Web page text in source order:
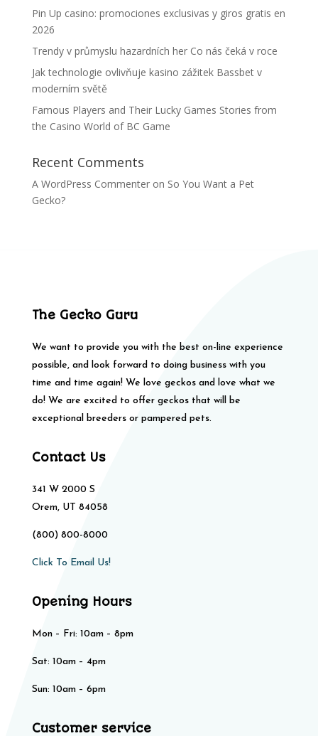
Pin Up casino: promociones exclusivas y giros gratis en
2026
Trendy v průmyslu hazardních her Co nás čeká v roce
Jak technologie ovlivňuje kasino zážitek Bassbet v
moderním světě
Famous Players and Their Lucky Games Stories from
the Casino World of BC Game
Recent Comments
A WordPress Commenteron So You Want a Pet
Gecko?
The Gecko Guru
We want to provide you with the best on-line experience
possible, and look forward to doing business with you
time and time again! We love geckos and love what we
do! We are excited to offer geckos that will be
exceptional breeders or pampered pets.
Contact Us
341 W 2000 S
Orem, UT 84058
(800) 800-8000
Click To Email Us!
Opening Hours
Mon – Fri: 10am – 8pm
Sat: 10am – 4pm​​
Sun: 10am – 6pm
Customer service